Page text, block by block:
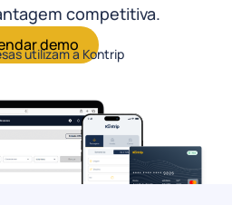
competitiva.
demo
utilizam a Kontrip